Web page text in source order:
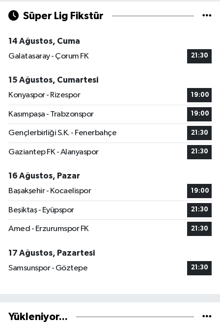
Süper Lig Fikstür
14 Ağustos, Cuma
Galatasaray - Çorum FK
21:30
15 Ağustos, Cumartesi
Konyaspor - Rizespor
19:00
Kasımpaşa - Trabzonspor 19:00
Gençlerbirliği S.K. - Fenerbahçe 21:30
Gaziantep FK - Alanyaspor 21:30
16 Ağustos, Pazar
Başakşehir - Kocaelispor
19:00
Beşiktaş - Eyüpspor 21:30
Amed - Erzurumspor FK 21:30
17 Ağustos, Pazartesi
Samsunspor - Göztepe
21:30
Yükleniyor...